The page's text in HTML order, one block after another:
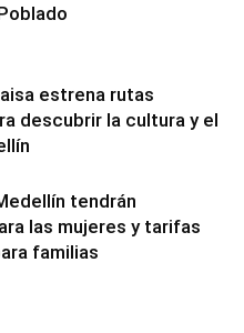
estrena rutas
descubrir la cultura y el
tendrán
las mujeres y tarifas
familias